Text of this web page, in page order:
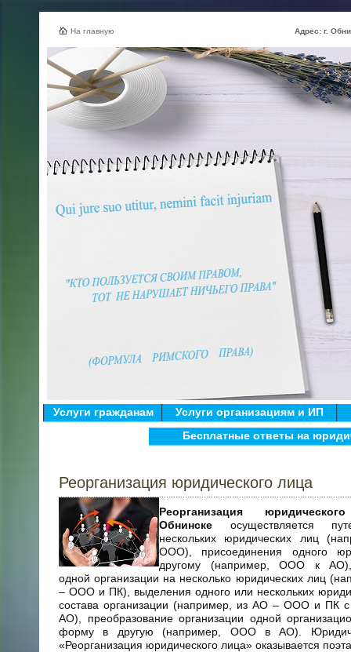
На главную Адрес: г. Обнинск, ул.
Услуги гражданам
Услуги организациям и ИП
Бесплатные ответы на
Реорганизация юридического лица
Реорганизация
Обнинске осуществляется
нескольких юридических лиц
ООО), присоединения одного
другому (например, ООО к АО),
одной организации на несколько юридических лиц
– ООО и ПК), выделения одного или нескольких
состава организации (например, из АО – ООО и ПК с
АО), преобразование организации одной
форму в другую (например, ООО в АО).
«Реорганизация юридического лица» оказывается